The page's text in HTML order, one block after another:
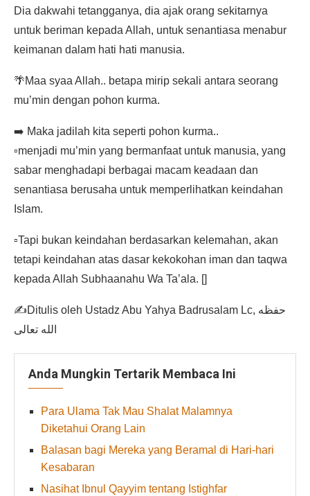
Dia dakwahi tetangganya, dia ajak orang sekitarnya
untuk beriman kepada Allah, untuk senantiasa menabur
keimanan dalam hati hati manusia.
🌴Maa syaa Allah.. betapa mirip sekali antara seorang
mu’min dengan pohon kurma.
➡️ Maka jadilah kita seperti pohon kurma..
▫️menjadi mu’min yang bermanfaat untuk manusia, yang
sabar menghadapi berbagai macam keadaan dan
senantiasa berusaha untuk memperlihatkan keindahan
Islam.
▫️Tapi bukan keindahan berdasarkan kelemahan, akan
tetapi keindahan atas dasar kekokohan iman dan taqwa
kepada Allah Subhaanahu Wa Ta’ala. []
✍️Ditulis oleh Ustadz Abu Yahya Badrusalam Lc, حفظه
الله تعالى
Anda Mungkin Tertarik Membaca Ini
Para Ulama Tak Mau Shalat Malamnya
Diketahui Orang Lain
Balasan bagi Mereka yang Beramal di Hari-hari
Kesabaran
Nasihat Ibnul Qayyim tentang Istighfar